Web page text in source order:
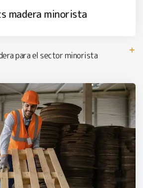
madera minorista
para el sector minorista